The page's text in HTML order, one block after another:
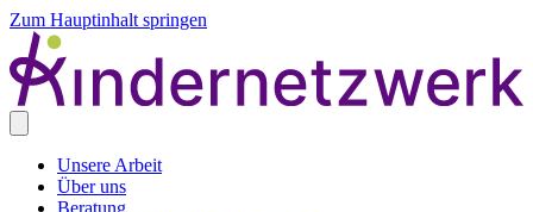
Zum Hauptinhalt springen
Unsere Arbeit
Über uns
Beratung